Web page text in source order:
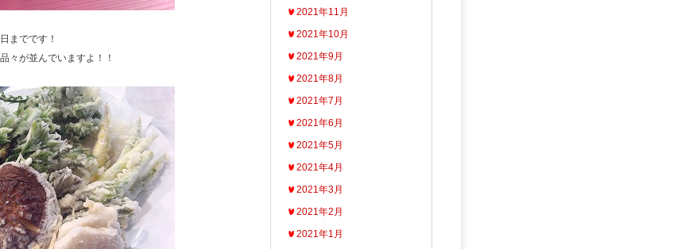
までです！
々が並んでいますよ！！
2021年11月
2021年10月
2021年9月
2021年8月
2021年7月
2021年6月
2021年5月
2021年4月
2021年3月
2021年2月
2021年1月